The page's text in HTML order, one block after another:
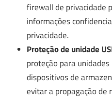
firewall de privacidade
informações
privacidade.
Proteção de unidade
proteção para unidades
dispositivos de
evitar a propagação de